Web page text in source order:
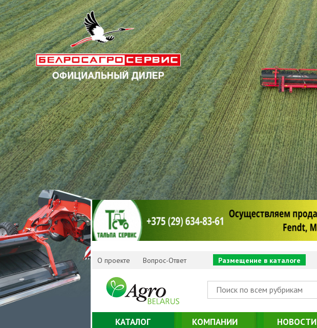
О проекте Вопрос-Ответ Размещение в каталоге
КАТАЛОГ КОМПАНИИ НОВОСТИ